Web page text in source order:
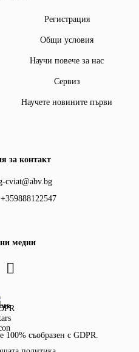
Регистрация
Общи условия
Научи повече за нас
Сервиз
Научете новините първи
за контакт
cviat@abv.bg
+359888122547
медии
съобразен с GDPR.